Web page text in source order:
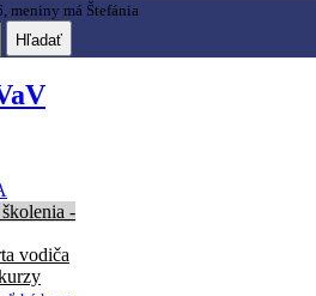
, meniny má Štefánia
Hľadať
-
vodiča